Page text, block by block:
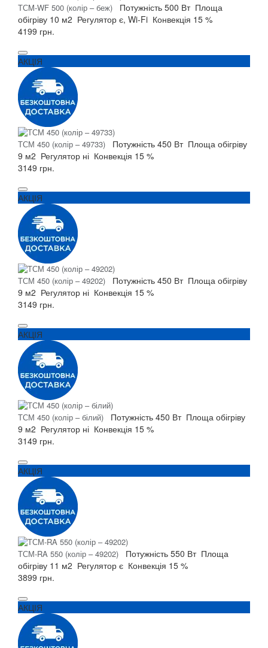
ТСM-WF 500 (колір – беж) Потужність 500 Вт Площа
обігріву 10 м2 Регулятор є, Wi-Fi Конвекція 15 %
4199 грн.
АКЦІЯ
ТСМ 450 (колір – 49733) Потужність 450 Вт Площа обігріву
9 м2 Регулятор ні Конвекція 15 %
3149 грн.
АКЦІЯ
ТСМ 450 (колір – 49202) Потужність 450 Вт Площа обігріву
9 м2 Регулятор ні Конвекція 15 %
3149 грн.
АКЦІЯ
ТСМ 450 (колір – білий) Потужність 450 Вт Площа обігріву
9 м2 Регулятор ні Конвекція 15 %
3149 грн.
АКЦІЯ
ТСМ-RA 550 (колір – 49202) Потужність 550 Вт Площа
обігріву 11 м2 Регулятор є Конвекція 15 %
3899 грн.
АКЦІЯ